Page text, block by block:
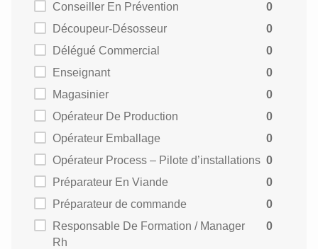
Conseiller En Prévention
0
Découpeur-Désosseur
0
Délégué Commercial
0
Enseignant
0
Magasinier
0
Opérateur De Production
0
Opérateur Emballage
0
Opérateur Process – Pilote d’installations 0
Préparateur En Viande
0
Préparateur de commande
0
Responsable De Formation / Manager
Rh
0